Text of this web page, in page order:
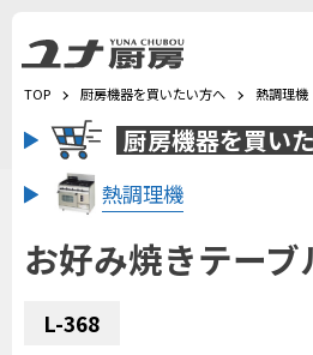
TOP 厨房機器を買いたい方へ 熱調理機
厨房機器を買い
熱調理機
お好み焼きテー
L-368